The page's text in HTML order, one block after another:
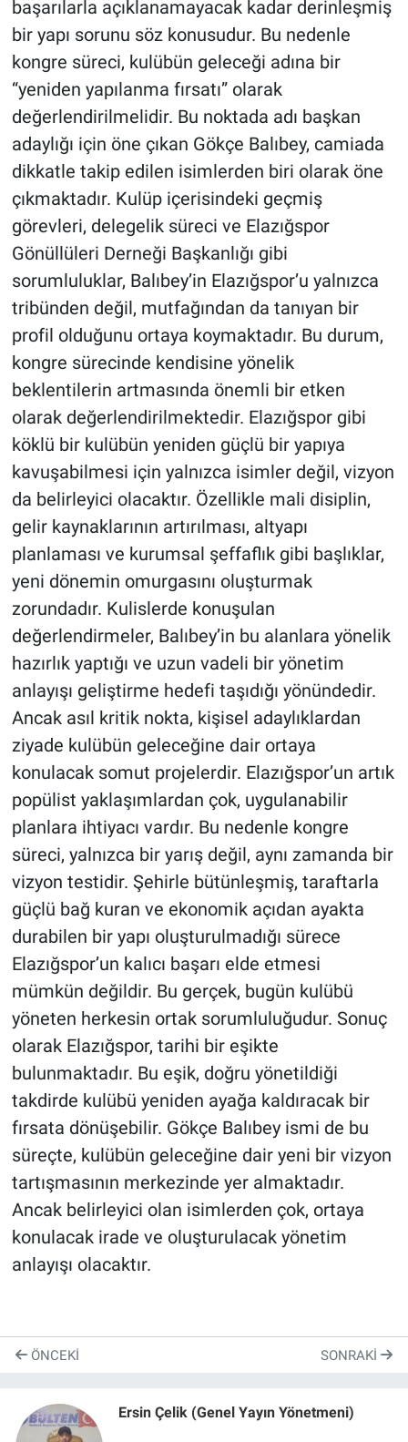
başarılarla açıklanamayacak kadar derinleşmiş
bir yapı sorunu söz konusudur. Bu nedenle
kongre süreci, kulübün geleceği adına bir
“yeniden yapılanma fırsatı” olarak
değerlendirilmelidir. Bu noktada adı başkan
adaylığı için öne çıkan Gökçe Balıbey, camiada
dikkatle takip edilen isimlerden biri olarak öne
çıkmaktadır. Kulüp içerisindeki geçmiş
görevleri, delegelik süreci ve Elazığspor
Gönüllüleri Derneği Başkanlığı gibi
sorumluluklar, Balıbey’in Elazığspor’u yalnızca
tribünden değil, mutfağından da tanıyan bir
profil olduğunu ortaya koymaktadır. Bu durum,
kongre sürecinde kendisine yönelik
beklentilerin artmasında önemli bir etken
olarak değerlendirilmektedir. Elazığspor gibi
köklü bir kulübün yeniden güçlü bir yapıya
kavuşabilmesi için yalnızca isimler değil, vizyon
da belirleyici olacaktır. Özellikle mali disiplin,
gelir kaynaklarının artırılması, altyapı
planlaması ve kurumsal şeffaflık gibi başlıklar,
yeni dönemin omurgasını oluşturmak
zorundadır. Kulislerde konuşulan
değerlendirmeler, Balıbey’in bu alanlara yönelik
hazırlık yaptığı ve uzun vadeli bir yönetim
anlayışı geliştirme hedefi taşıdığı yönündedir.
Ancak asıl kritik nokta, kişisel adaylıklardan
ziyade kulübün geleceğine dair ortaya
konulacak somut projelerdir. Elazığspor’un artık
popülist yaklaşımlardan çok, uygulanabilir
planlara ihtiyacı vardır. Bu nedenle kongre
süreci, yalnızca bir yarış değil, aynı zamanda bir
vizyon testidir. Şehirle bütünleşmiş, taraftarla
güçlü bağ kuran ve ekonomik açıdan ayakta
durabilen bir yapı oluşturulmadığı sürece
Elazığspor’un kalıcı başarı elde etmesi
mümkün değildir. Bu gerçek, bugün kulübü
yöneten herkesin ortak sorumluluğudur. Sonuç
olarak Elazığspor, tarihi bir eşikte
bulunmaktadır. Bu eşik, doğru yönetildiği
takdirde kulübü yeniden ayağa kaldıracak bir
fırsata dönüşebilir. Gökçe Balıbey ismi de bu
süreçte, kulübün geleceğine dair yeni bir vizyon
tartışmasının merkezinde yer almaktadır.
Ancak belirleyici olan isimlerden çok, ortaya
konulacak irade ve oluşturulacak yönetim
anlayışı olacaktır.
ÖNCEKI SONRAKI
Ersin Çelik (Genel Yayın Yönetmeni)